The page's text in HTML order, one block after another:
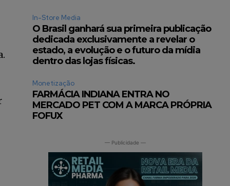
In-Store Media
O Brasil ganhará sua primeira publicação
dedicada exclusivamente a revelar o
estado, a evolução e o futuro da mídia
dentro das lojas físicas.
Monetização
FARMÁCIA INDIANA ENTRA NO
MERCADO PET COM A MARCA PRÓPRIA
FOFUX
— Publicidade —